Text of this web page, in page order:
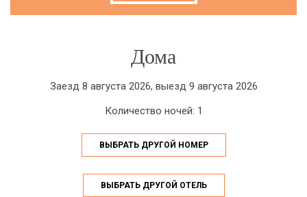
Дома
Заезд 8 августа 2026, выезд 9 августа 2026
Количество ночей: 1
ВЫБРАТЬ ДРУГОЙ НОМЕР
ВЫБРАТЬ ДРУГОЙ ОТЕЛЬ